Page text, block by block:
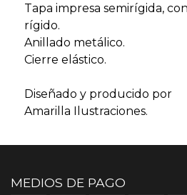
Tapa impresa semirígida,
rígido.
Anillado metálico.
Cierre elástico.
Diseñado y producido por
Amarilla Ilustraciones.
MEDIOS DE PAGO